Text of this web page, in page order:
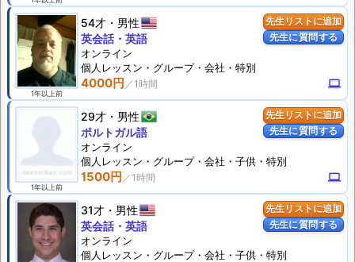
先生リストに追加
先生に質問する
1年以上前
54才 男性
4000円 computer
英会話・英語
オンライン
個人 レッスン ・グループ・会社・特別
先生リストに追加
先生に質問する
1年以上前
29才 男性
1500円 computer
ポルトガル語
オンライン
個人 レッスン ・グループ・会社・子供・特別
先生リストに追加
先生に質問する
31才 男性
英会話・英語
オンライン
個人 レッスン ・グループ・会社・子供・特別